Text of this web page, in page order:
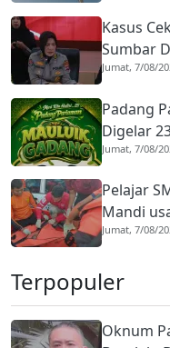
Kasus
Sumbar
Jumat, 7/08/
Padang
Digelar
Islam
Jumat, 7/08/
Pelajar
Mandi
Jumat, 7/08/
Terpopuler
Oknum